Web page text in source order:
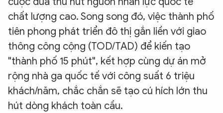
chất lượng cao. Song song đó, việc thành phố
tiên phong phát triển đô thị gắn liền với giao
thông công cộng (TOD/TAD) để kiến tạo
"thành phố 15 phút", kết hợp cùng dự án mở
rộng nhà ga quốc tế với công suất 6 triệu
khách/năm, chắc chắn sẽ tạo cú hích lớn thu
hút dòng khách toàn cầu.